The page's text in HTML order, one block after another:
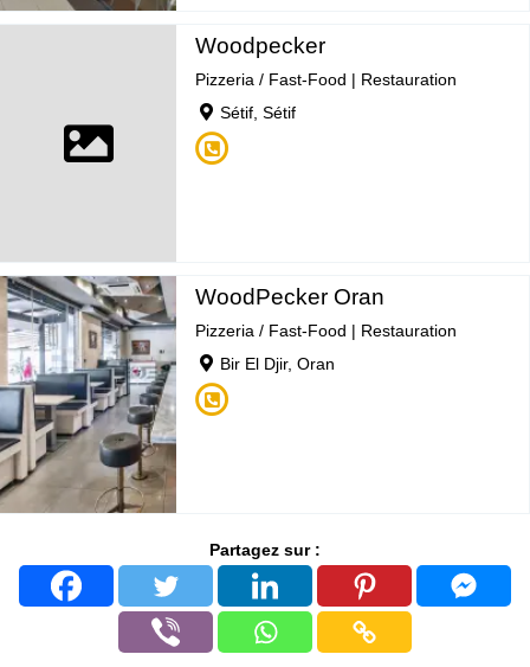
Woodpecker
Pizzeria / Fast-Food | Restauration
Sétif, Sétif
WoodPecker Oran
Pizzeria / Fast-Food | Restauration
Bir El Djir, Oran
Partagez sur :